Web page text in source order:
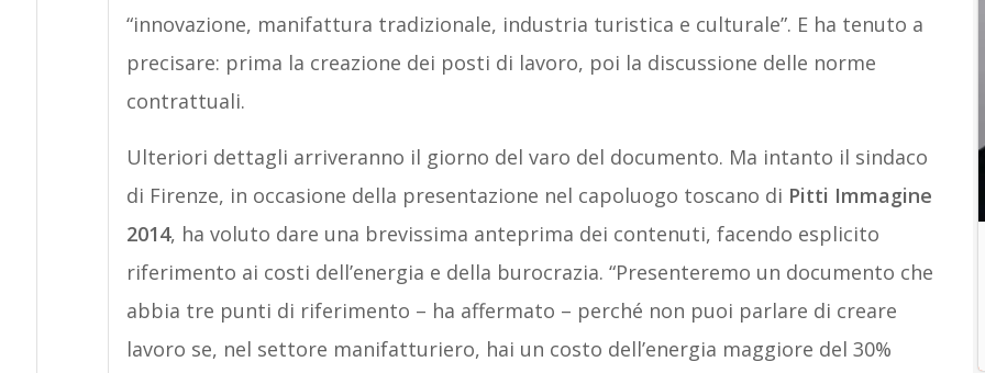
“innovazione, manifattura tradizionale, industria turistica e culturale”. E ha tenuto a
precisare: prima la creazione dei posti di lavoro, poi la discussione delle norme
contrattuali.
Ulteriori dettagli arriveranno il giorno del varo del documento. Ma intanto il sindaco
di Firenze, in occasione della presentazione nel capoluogo toscano di Pitti Immagine
2014, ha voluto dare una brevissima anteprima dei contenuti, facendo esplicito
riferimento ai costi dell’energia e della burocrazia. “Presenteremo un documento che
abbia tre punti di riferimento – ha affermato – perché non puoi parlare di creare
lavoro se, nel settore manifatturiero, hai un costo dell’energia maggiore del 30%